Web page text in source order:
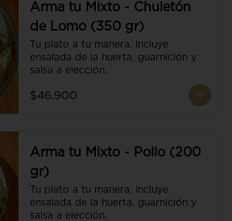
Arma tu Mixto - Chuletón
de Lomo (350 gr)
Tu plato a tu manera. Incluye
ensalada de la huerta, guarnición y
salsa a elección.
$46.900
Arma tu Mixto - Pollo (200
gr)
Tu plato a tu manera. Incluye
ensalada de la huerta, guarnición y
salsa a elección.